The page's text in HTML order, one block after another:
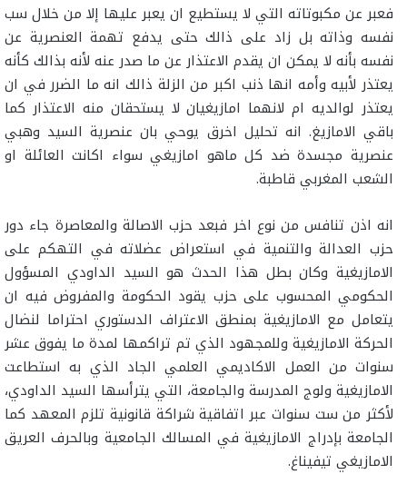
فعبر عن مكبوتاته التي لا يستطيع ان يعبر عليها إلا من خلال سب
نفسه وذاته بل زاد على ذالك حتى يدفع تهمة العنصرية عن
نفسه بأنه لا يمكن ان يقدم الاعتذار عن ما صدر عنه لأنه بذالك كأنه
يعتذر لأبيه وأمه انها ذنب اكبر من الزلة ذالك انه ما الضرر في ان
يعتذر لوالديه ام لانهما امازيغيان لا يستحقان منه الاعتذار كما
باقي الامازيغ. انه تحليل اخرق يوحي بان عنصرية السيد وهبي
عنصرية مجسدة ضد كل ماهو امازيغي سواء اكانت العائلة او
الشعب المغربي قاطبة.
انه اذن تنافس من نوع اخر فبعد حزب الاصالة والمعاصرة جاء دور
حزب العدالة والتنمية في استعراض عضلاته في التهكم على
الامازيغية وكان بطل هذا الحدث هو السيد الداودي المسؤول
الحكومي المحسوب على حزب يقود الحكومة والمفروض فيه ان
يتعامل مع الامازيغية بمنطق الاعتراف الدستوري احتراما لنضال
الحركة الامازيغية وللمجهود الذي تم تراكمها لمدة ما يفوق عشر
سنوات من العمل الاكاديمي العلمي الجاد الذي به استطاعت
الامازيغية ولوج المدرسة والجامعة، التي يترأسها السيد الداودي،
لأكثر من ست سنوات عبر اتفاقية شراكة قانونية تلزم المعهد كما
الجامعة بإدراج الامازيغية في المسالك الجامعية وبالحرف العريق
الامازيغي تيفيناغ.